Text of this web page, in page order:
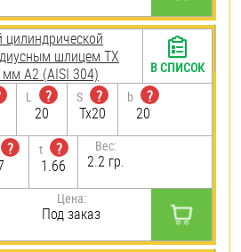
шлицем TX
мм А2 (AISI 304)
L
?
20
S
?
Tx20
b
?
20
?
t
?
1.66
Вес:
2.2 гр.
Цена:
Под заказ
В СПИСОК